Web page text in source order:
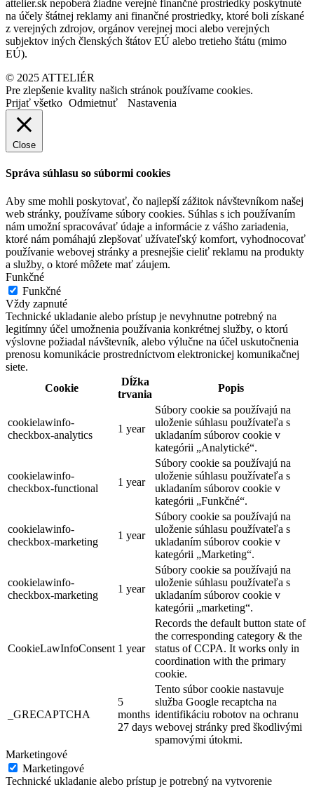
attelier.sk nepoberá žiadne verejné finančné prostriedky poskytnuté
na účely štátnej reklamy ani finančné prostriedky, ktoré boli získané
z verejných zdrojov, orgánov verejnej moci alebo verejných
subjektov iných členských štátov EÚ alebo tretieho štátu (mimo
EÚ).
© 2025 ATTELIÉR
Pre zlepšenie kvality našich stránok používame cookies.
Prijať všetko Odmietnuť Nastavenia
Close
Správa súhlasu so súbormi cookies
Aby sme mohli poskytovať, čo najlepší zážitok návštevníkom našej
web stránky, používame súbory cookies. Súhlas s ich používaním
nám umožní spracovávať údaje a informácie z vášho zariadenia,
ktoré nám pomáhajú zlepšovať užívateľský komfort, vyhodnocovať
používanie webovej stránky a presnejšie cieliť reklamu na produkty
a služby, o ktoré môžete mať záujem.
Funkčné
Funkčné
Vždy zapnuté
Technické ukladanie alebo prístup je nevyhnutne potrebný na
legitímny účel umožnenia používania konkrétnej služby, o ktorú
výslovne požiadal návštevník, alebo výlučne na účel uskutočnenia
prenosu komunikácie prostredníctvom elektronickej komunikačnej
siete.
Cookie
Dĺžka
trvania
Popis
cookielawinfo-
checkbox-analytics
1 year
Súbory cookie sa používajú na
uloženie súhlasu používateľa s
ukladaním súborov cookie v
kategórii „Analytické“.
cookielawinfo-
checkbox-functional
1 year
Súbory cookie sa používajú na
uloženie súhlasu používateľa s
ukladaním súborov cookie v
kategórii „Funkčné“.
cookielawinfo-
checkbox-marketing
1 year
Súbory cookie sa používajú na
uloženie súhlasu používateľa s
ukladaním súborov cookie v
kategórii „Marketing“.
cookielawinfo-
checkbox-marketing
1 year
Súbory cookie sa používajú na
uloženie súhlasu používateľa s
ukladaním súborov cookie v
kategórii „marketing“.
CookieLawInfoConsent 1 year
Records the default button state of
the corresponding category & the
status of CCPA. It works only in
coordination with the primary
cookie.
_GRECAPTCHA
5
months
27 days
Tento súbor cookie nastavuje
služba Google recaptcha na
identifikáciu robotov na ochranu
webovej stránky pred škodlivými
spamovými útokmi.
Marketingové
Marketingové
Technické ukladanie alebo prístup je potrebný na vytvorenie